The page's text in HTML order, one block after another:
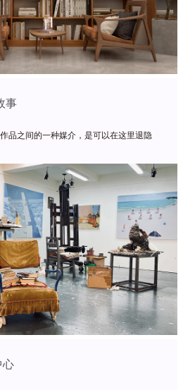
事
品之间的一种媒介，是可以在这里退隐
Next
心